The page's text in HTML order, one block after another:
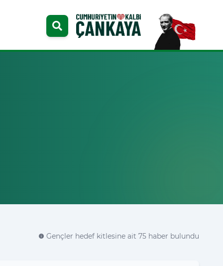
info Gençler hedef kitlesine ait 75 haber bulundu